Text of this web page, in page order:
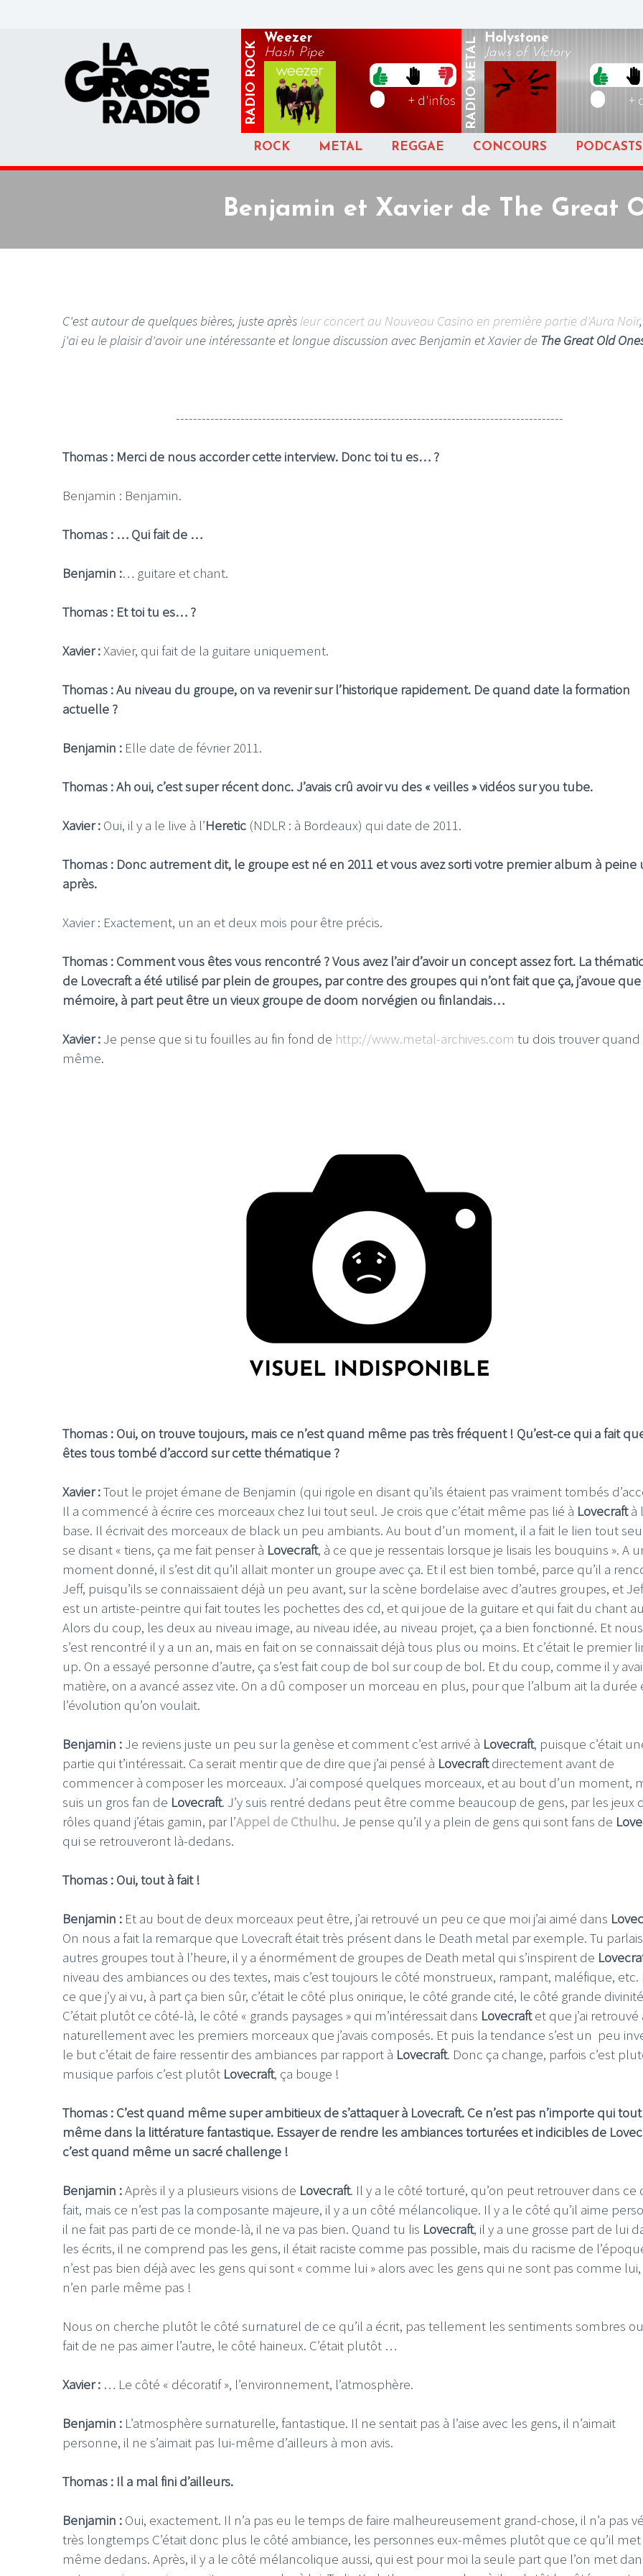
RADIO
ROCK
Weezer
Hash Pipe
+ d'infos RADIO
METAL Holystone
Jaws of Victory
+
ROCK METAL REGGAE CONCOURS PODCASTS
Benjamin et Xavier de The Great
C'est autour de quelques bières, juste après leur concert au Nouveau Casino en première partie d'Aura Noir
j'ai eu le plaisir d'avoir une intéressante et longue discussion avec Benjamin et Xavier de The Great Old
------------------------------------------------------------------------------------------
Thomas : Merci de nous accorder cette interview. Donc toi tu es… ?
Benjamin : Benjamin.
Thomas : … Qui fait de …
Benjamin :… guitare et chant.
Thomas : Et toi tu es… ?
Xavier :Xavier, qui fait de la guitare uniquement.
Thomas : Au niveau du groupe, on va revenir sur l’historique rapidement. De quand date la formation
actuelle ?
Benjamin : Elle date de février 2011.
Thomas : Ah oui, c’est super récent donc. J’avais crû avoir vu des « veilles » vidéos sur you tube.
Xavier : Oui, il y a le live à l’Heretic (NDLR : à Bordeaux) qui date de 2011.
Thomas : Donc autrement dit, le groupe est né en 2011 et vous avez sorti votre premier album à peine
après.
Xavier : Exactement, un an et deux mois pour être précis.
Thomas : Comment vous êtes vous rencontré ? Vous avez l’air d’avoir un concept assez fort. La
de Lovecraft a été utilisé par plein de groupes, par contre des groupes qui n’ont fait que ça, j’avoue
mémoire, à part peut être un vieux groupe de doom norvégien ou finlandais…
Xavier : Je pense que si tu fouilles au fin fond de http://www.metal-archives.com tu dois trouver quand
même.
Thomas : Oui, on trouve toujours, mais ce n’est quand même pas très fréquent ! Qu’est-ce qui a fait
êtes tous tombé d’accord sur cette thématique ?
Xavier :Tout le projet émane de Benjamin (qui rigole en disant qu’ils étaient pas vraiment tombés
Il a commencé à écrire ces morceaux chez lui tout seul. Je crois que c’était même pas lié à Lovecraftà
base. Il écrivait des morceaux de black un peu ambiants. Au bout d’un moment, il a fait le lien tout
se disant « tiens, ça me fait penser à Lovecraft, à ce que je ressentais lorsque je lisais les bouquins ». A
moment donné, il s’est dit qu’il allait monter un groupe avec ça. Et il est bien tombé, parce qu’il a
Jeff, puisqu’ils se connaissaient déjà un peu avant, sur la scène bordelaise avec d’autres groupes, et
est un artiste-peintre qui fait toutes les pochettes des cd, et qui joue de la guitare et qui fait du chant
Alors du coup, les deux au niveau image, au niveau idée, au niveau projet, ça a bien fonctionné. Et
s’est rencontré il y a un an, mais en fait on se connaissait déjà tous plus ou moins. Et c’était le premier
up. On a essayé personne d’autre, ça s’est fait coup de bol sur coup de bol. Et du coup, comme il y
matière, on a avancé assez vite. On a dû composer un morceau en plus, pour que l’album ait la durée
l’évolution qu’on voulait.
Benjamin : Je reviens juste un peu sur la genèse et comment c’est arrivé à Lovecraft, puisque c’était
partie qui t’intéressait. Ca serait mentir que de dire que j’ai pensé à Lovecraftdirectement avant de
commencer à composer les morceaux. J’ai composé quelques morceaux, et au bout d’un moment,
suis un gros fan de Lovecraft. J’y suis rentré dedans peut être comme beaucoup de gens, par les jeux
rôles quand j’étais gamin, par l’Appel de Cthulhu. Je pense qu’il y a plein de gens qui sont fans de
qui se retrouveront là-dedans.
Thomas : Oui, tout à fait !
Benjamin : Et au bout de deux morceaux peut être, j’ai retrouvé un peu ce que moi j’ai aimé dans
On nous a fait la remarque que Lovecraft était très présent dans le Death metal par exemple. Tu
autres groupes tout à l’heure, il y a énormément de groupes de Death metal qui s’inspirent de
niveau des ambiances ou des textes, mais c’est toujours le côté monstrueux, rampant, maléfique, etc.
ce que j’y ai vu, à part ça bien sûr, c’était le côté plus onirique, le côté grande cité, le côté grande
C’était plutôt ce côté-là, le côté « grands paysages » qui m’intéressait dans Lovecraftet que j’ai retrouvé
naturellement avec les premiers morceaux que j’avais composés. Et puis la tendance s’est un peu
le but c’était de faire ressentir des ambiances par rapport à Lovecraft. Donc ça change, parfois c’est
musique parfois c’est plutôt Lovecraft, ça bouge !
Thomas : C’est quand même super ambitieux de s’attaquer à Lovecraft. Ce n’est pas n’importe qui
même dans la littérature fantastique. Essayer de rendre les ambiances torturées et indicibles de
c’est quand même un sacré challenge !
Benjamin :Après il y a plusieurs visions de Lovecraft. Il y a le côté torturé, qu’on peut retrouver dans ce
fait, mais ce n’est pas la composante majeure, il y a un côté mélancolique. Il y a le côté qu’il aime
il ne fait pas parti de ce monde-là, il ne va pas bien. Quand tu lis Lovecraft, il y a une grosse part de lui
les écrits, il ne comprend pas les gens, il était raciste comme pas possible, mais du racisme de
n’est pas bien déjà avec les gens qui sont « comme lui » alors avec les gens qui ne sont pas comme
n’en parle même pas !
Nous on cherche plutôt le côté surnaturel de ce qu’il a écrit, pas tellement les sentiments sombres
fait de ne pas aimer l’autre, le côté haineux. C’était plutôt …
Xavier : … Le côté « décoratif », l’environnement, l’atmosphère.
Benjamin : L’atmosphère surnaturelle, fantastique. Il ne sentait pas à l’aise avec les gens, il n’aimait
personne, il ne s’aimait pas lui-même d’ailleurs à mon avis.
Thomas : Il a mal fini d’ailleurs.
Benjamin : Oui, exactement. Il n’a pas eu le temps de faire malheureusement grand-chose, il n’a pas
très longtemps C’était donc plus le côté ambiance, les personnes eux-mêmes plutôt que ce qu’il
même dedans. Après, il y a le côté mélancolique aussi, qui est pour moi la seule part que l’on met